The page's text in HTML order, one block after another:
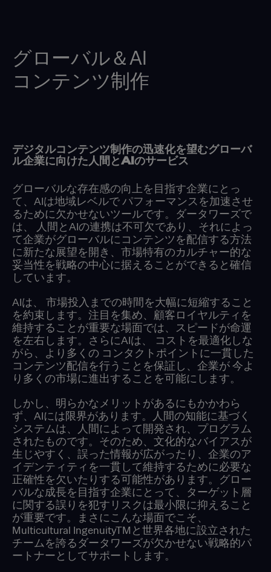
グローバル＆AI
コンテンツ制作
デジタルコンテンツ制作の迅速化を望むグローバ
ル企業に向けた人間とAIのサービス
グローバルな存在感の向上を目指す企業にとっ
て、AIは地域レベルで パフォーマンスを加速させ
るために欠かせないツールです。ダータワーズで
は、 人間とAIの連携は不可欠であり、それによっ
て企業がグローバルにコンテンツを配信する方法
に新たな展望を開き、市場特有のカルチャー的な
妥当性を戦略の中心に据えることができると確信
しています。
AIは、 市場投入までの時間を大幅に短縮すること
を約束します。注目を集め、顧客ロイヤルティを
維持することが重要な場面では、スピードが命運
を左右します。さらにAIは、 コストを最適化しな
がら、より多くの コンタクトポイントに一貫した
コンテンツ配信を行うことを保証し、企業が 今よ
り多くの市場に進出することを可能にします。
しかし、明らかなメリットがあるにもかかわら
ず、AIには限界があります。人間の知能に基づく
システムは、人間によって開発され、プログラム
されたものです。そのため、文化的なバイアスが
生じやすく、誤った情報が広がったり、企業のア
イデンティティを一貫して維持するために必要な
正確性を欠いたりする可能性があります。グロー
バルな成長を目指す企業にとって、ターゲット層
に関する誤りを犯すリスクは最小限に抑えること
が重要です。まさにこんな場面でこそ、
Multicultural IngenuityTMと世界各地に設立された
チームを誇るダータワーズが欠かせない戦略的パ
ートナーとしてサポートします。